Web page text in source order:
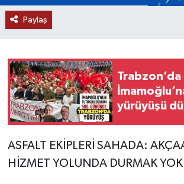
Paylaş
Trabzon’da
yürüyüşü
ASFALT EKİPLERİ SAHADA:
HİZMET YOLUNDA DURMAK YOK